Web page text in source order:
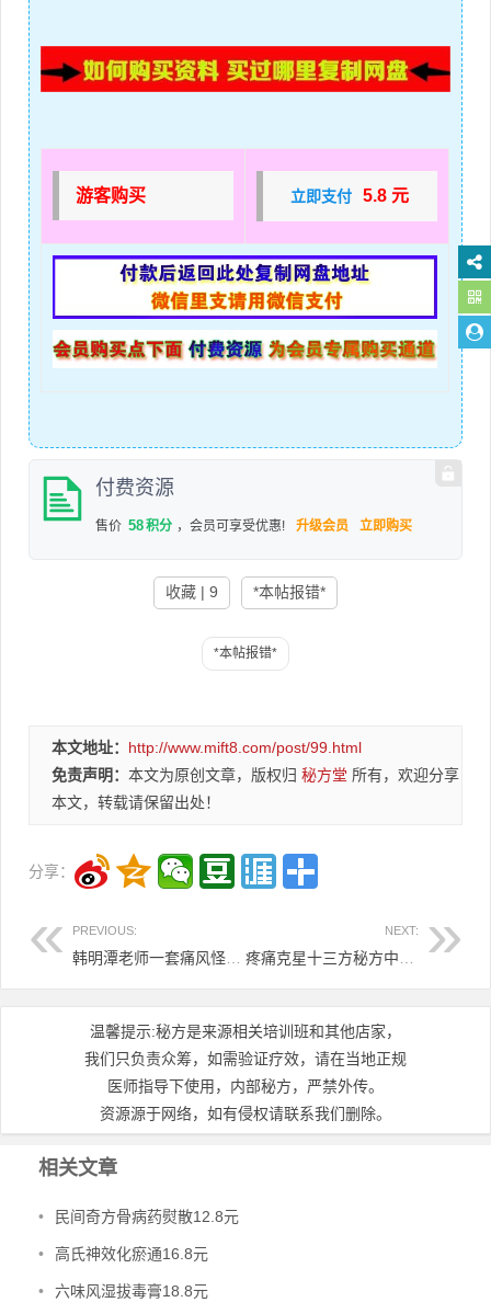
游客购买 立即支付 5.8 元
付费资源
售价 58积分 ，会员可享受优惠! 升级会员 立即购买
收藏 | 9 *本帖报错*
本文地址： http://www.mift8.com/post/99.html
免责声明： 本文为原创文章，版权归 秘方堂 所有，欢迎分享
本文，转载请保留出处！
分享：
PREVIOUS: NEXT:
温馨提示:秘方是来源相关培训班和其他店家，
我们只负责众筹，如需验证疗效，请在当地正规
医师指导下使用，内部秘方，严禁外传。
资源源于网络，如有侵权请联系我们删除。
相关文章
• 民间奇方骨病药熨散12.8元
• 高氏神效化瘀通16.8元
• 六味风湿拔毒膏18.8元